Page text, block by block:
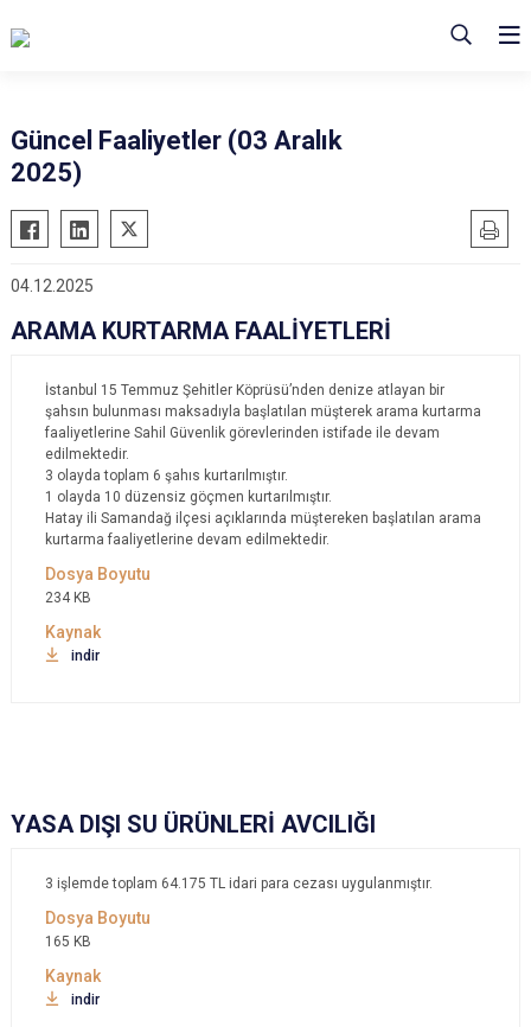
Güncel Faaliyetler (03 Aralık
2025)
04.12.2025
ARAMA KURTARMA FAALİYETLERİ
İstanbul 15 Temmuz Şehitler Köprüsü’nden denize atlayan bir
şahsın bulunması maksadıyla başlatılan müşterek arama kurtarma
faaliyetlerine Sahil Güvenlik görevlerinden istifade ile devam
edilmektedir.
3 olayda toplam 6 şahıs kurtarılmıştır.
1 olayda 10 düzensiz göçmen kurtarılmıştır.
Hatay ili Samandağ ilçesi açıklarında müştereken başlatılan arama
kurtarma faaliyetlerine devam edilmektedir.
234 KB
indir
YASA DIŞI SU ÜRÜNLERİ AVCILIĞI
3 işlemde toplam 64.175‬ TL idari para cezası uygulanmıştır.
165 KB
indir